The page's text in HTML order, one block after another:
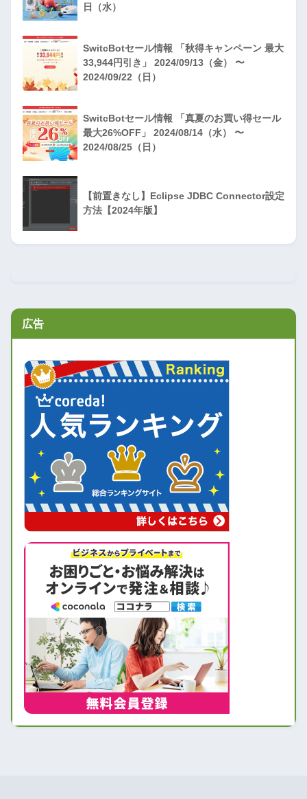
日（水）
SwitcBotセール情報 「秋得キャンペーン 最大
33,944円引き」 2024/09/13（金） 〜
2024/09/22（日）
SwitcBotセール情報 「真夏のお買い得セール
最大26%OFF」 2024/08/14（水） 〜
2024/08/25（日）
【前置きなし】Eclipse JDBC Connector設定
方法【2024年版】
広告